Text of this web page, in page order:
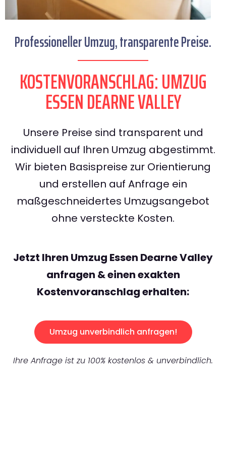
Professioneller Umzug, transparente Preise.
KOSTENVORANSCHLAG: UMZUG
ESSEN DEARNE VALLEY
Unsere Preise sind transparent und
individuell auf Ihren Umzug abgestimmt.
Wir bieten Basispreise zur Orientierung
und erstellen auf Anfrage ein
maßgeschneidertes Umzugsangebot
ohne versteckte Kosten.
Jetzt Ihren Umzug Essen Dearne Valley
anfragen & einen exakten
Kostenvoranschlag erhalten:
Umzug unverbindlich anfragen!
Ihre Anfrage ist zu 100% kostenlos & unverbindlich.